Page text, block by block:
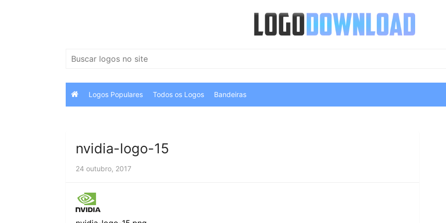
Pesquisar
Logos Populares Todos os Logos Bandeiras
nvidia-logo-15
24 outubro, 2017